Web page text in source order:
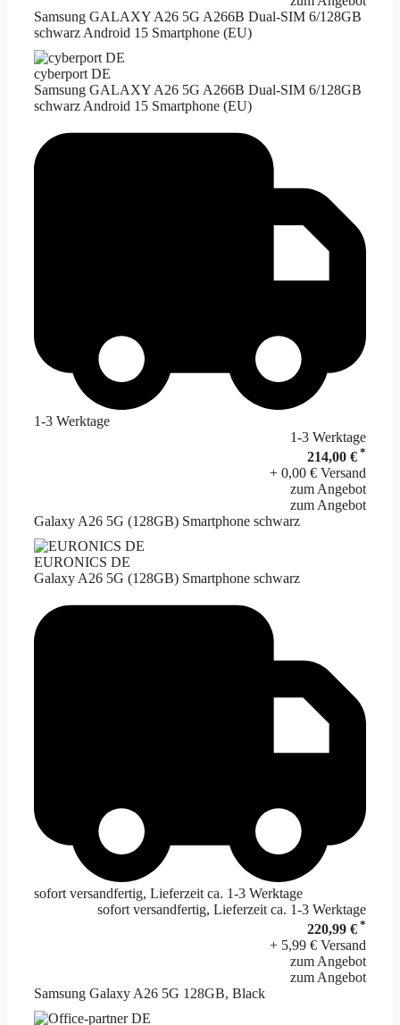
Samsung GALAXY A26 5G A266B Dual-SIM 6/128GB
schwarz Android 15 Smartphone (EU)
cyberport DE
Samsung GALAXY A26 5G A266B Dual-SIM 6/128GB
schwarz Android 15 Smartphone (EU)
1-3 Werktage
1-3 Werktage
214,00 € *
+ 0,00 € Versand
zum Angebot
zum Angebot
Galaxy A26 5G (128GB) Smartphone schwarz
EURONICS DE
Galaxy A26 5G (128GB) Smartphone schwarz
sofort versandfertig, Lieferzeit ca. 1-3 Werktage
sofort versandfertig, Lieferzeit ca. 1-3 Werktage
220,99 € *
+ 5,99 € Versand
zum Angebot
zum Angebot
Samsung Galaxy A26 5G 128GB, Black